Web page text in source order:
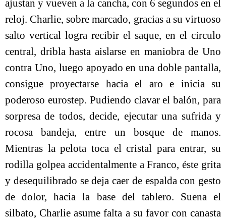
ajustan y vueven a la cancha, con 6 segundos en el
reloj. Charlie, sobre marcado, gracias a su virtuoso
salto vertical logra recibir el saque, en el círculo
central, dribla hasta aislarse en maniobra de Uno
contra Uno, luego apoyado en una doble pantalla,
consigue proyectarse hacia el aro e inicia su
poderoso eurostep. Pudiendo clavar el balón, para
sorpresa de todos, decide, ejecutar una sufrida y
rocosa bandeja, entre un bosque de manos.
Mientras la pelota toca el cristal para entrar, su
rodilla golpea accidentalmente a Franco, éste grita
y desequilibrado se deja caer de espalda con gesto
de dolor, hacia la base del tablero. Suena el
silbato, Charlie asume falta a su favor con canasta